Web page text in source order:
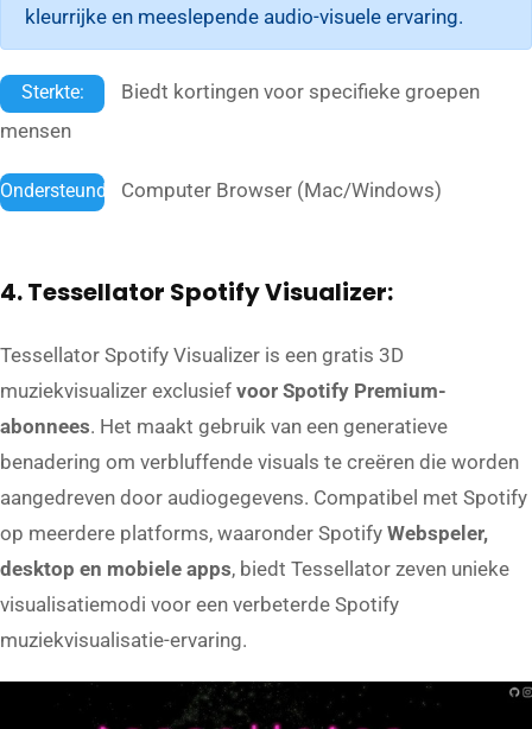
kleurrijke en meeslepende audio-visuele ervaring.
Sterkte:
Biedt kortingen voor specifieke groepen
mensen
Ondersteund: Computer Browser (Mac/Windows)
4. Tessellator Spotify Visualizer:
Tessellator Spotify Visualizer is een gratis 3D
muziekvisualizer exclusief voor Spotify Premium-
abonnees. Het maakt gebruik van een generatieve
benadering om verbluffende visuals te creëren die worden
aangedreven door audiogegevens. Compatibel met Spotify
op meerdere platforms, waaronder Spotify Webspeler,
desktop en mobiele apps, biedt Tessellator zeven unieke
visualisatiemodi voor een verbeterde Spotify
muziekvisualisatie-ervaring.